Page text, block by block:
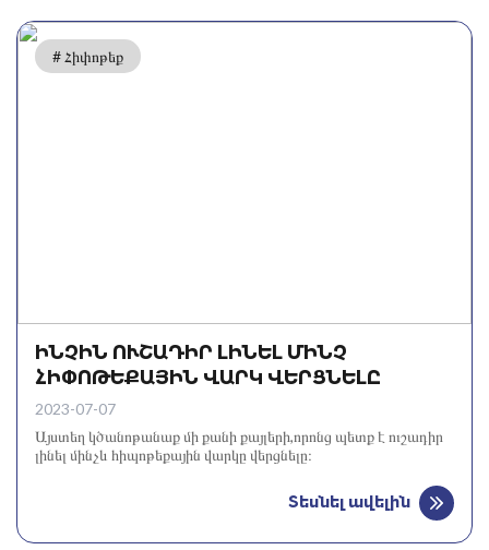
# Հիփոթեք
ԻՆՉԻՆ ՈՒՇԱԴԻՐ ԼԻՆԵԼ ՄԻՆՉ
ՀԻՓՈԹԵՔԱՅԻՆ ՎԱՐԿ ՎԵՐՑՆԵԼԸ
2023-07-07
Այստեղ կծանոթանաք մի քանի քայլերի,որոնց պետք է ուշադիր
լինել մինչև հիպոթեքային վարկը վերցնելը։
Տեսնել ավելին